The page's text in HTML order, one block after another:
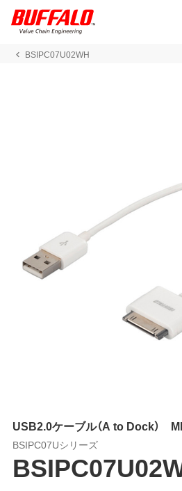
BSIPC07U02WH
USB2.0ケーブル（A to Dock）
BSIPC07Uシリーズ